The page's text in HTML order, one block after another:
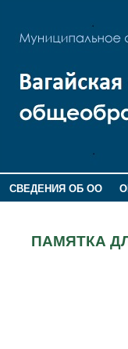
СВЕДЕНИЯ ОБ ОО
ПАМЯТКА